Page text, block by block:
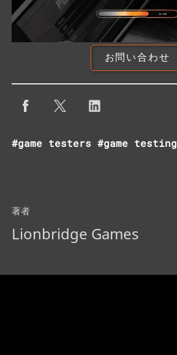
お問い合わせ
#game testers #game testing
著者
Lionbridge Games